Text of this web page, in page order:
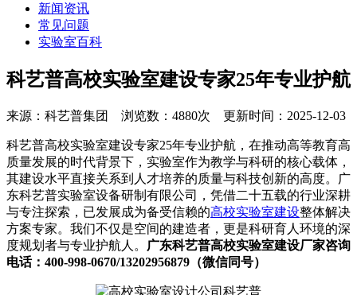
新闻资讯
常见问题
实验室百科
科艺普高校实验室建设专家25年专业护航
来源：科艺普集团 浏览数：4880次 更新时间：2025-12-03
科艺普高校实验室建设专家25年专业护航，在推动高等教育高
质量发展的时代背景下，实验室作为教学与科研的核心载体，
其建设水平直接关系到人才培养的质量与科技创新的高度。广
东科艺普实验室设备研制有限公司，凭借二十五载的行业深耕
与专注探索，已发展成为备受信赖的高校实验室建设整体解决
方案专家。我们不仅是空间的建造者，更是科研育人环境的深
度规划者与专业护航人。
广东科艺普高校实验室建设厂家咨询
电话：400-998-0670/13202956879（微信同号）